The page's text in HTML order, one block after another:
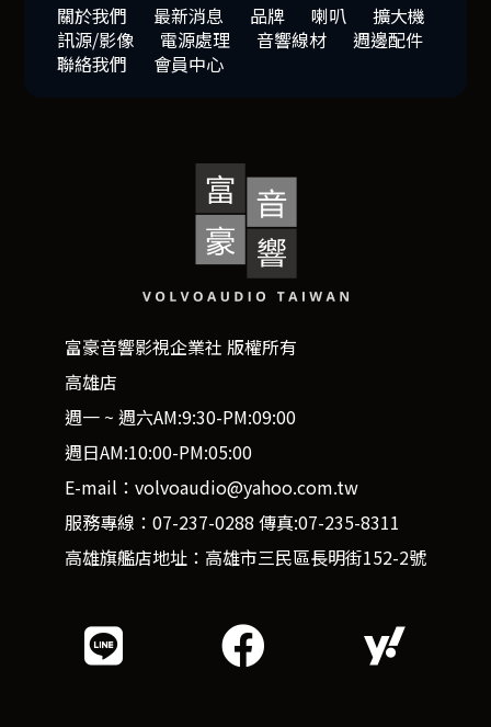
關於我們 最新消息 品牌 喇叭
擴大機
訊源/影像
電源處理 音響線材
週邊配件
聯絡我們
會員中心
富豪音響影視企業社 版權所有
高雄店
週一 ~ 週六AM:9:30-PM:09:00
週日AM:10:00-PM:05:00
E-mail：volvoaudio@yahoo.com.tw
服務專線：07-237-0288 傳真:07-235-8311
高雄旗艦店地址：高雄市三民區長明街152-2號